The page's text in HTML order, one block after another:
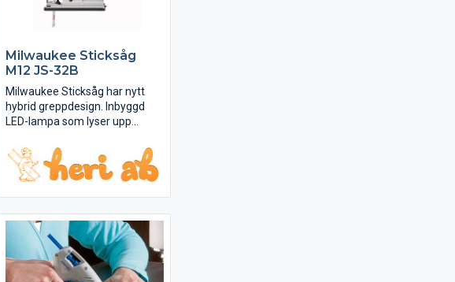
Milwaukee Sticksåg
M12 JS-32B
Milwaukee Sticksåg har nytt
hybrid greppdesign. Inbyggd
LED-lampa som lyser upp
med överbelastningskydd i
både verktyg och batteri ger
hållbarhet som är bäst i sin
klass.